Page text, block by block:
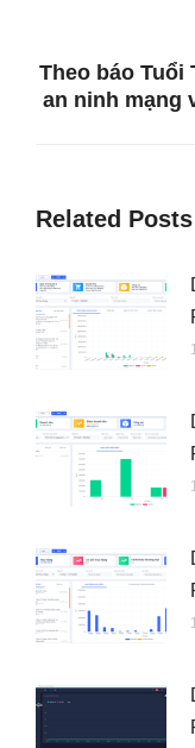
Theo báo Tuổi
an ninh mạng
Related Posts